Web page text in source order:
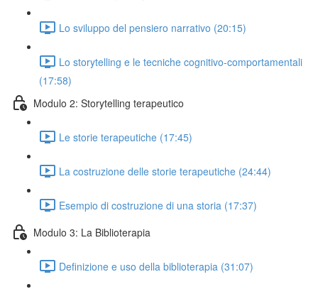
Lo sviluppo del pensiero narrativo (20:15)
Lo storytelling e le tecniche cognitivo-comportamentali
(17:58)
Modulo 2: Storytelling terapeutico
Le storie terapeutiche (17:45)
La costruzione delle storie terapeutiche (24:44)
Esempio di costruzione di una storia (17:37)
Modulo 3: La Biblioterapia
Definizione e uso della biblioterapia (31:07)